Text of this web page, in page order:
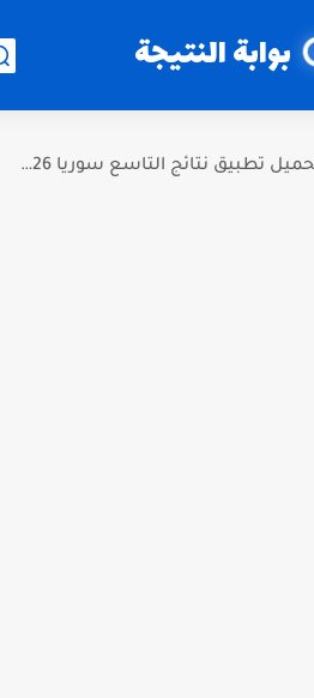
بوابة النتيجة
عاجل.. تحميل تطبيق نتائج التاسع سوريا 2026 آخر إصدار App...